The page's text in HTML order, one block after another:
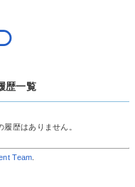
歴一覧
履歴はありません。
Team